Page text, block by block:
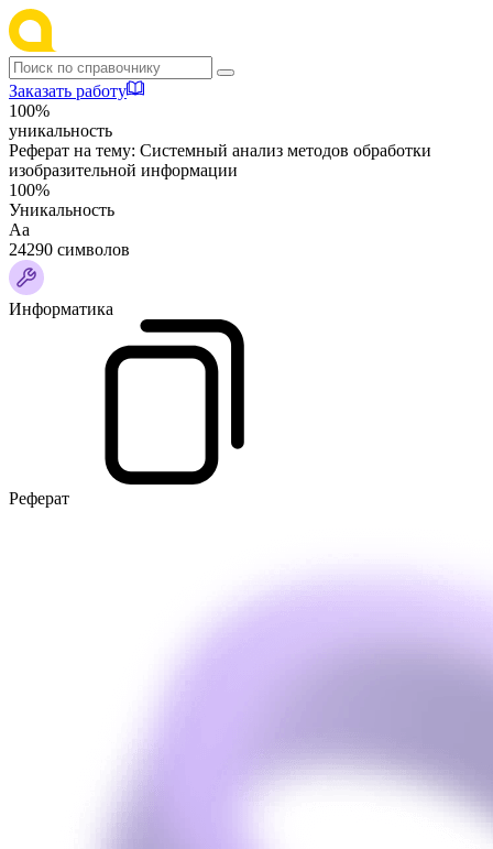
Заказать работу
100%
уникальность
Реферат на тему: Системный анализ методов обработки
изобразительной информации
100%
Уникальность
Аа
24290 символов
Информатика
Реферат